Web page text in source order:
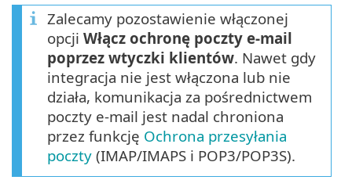
Zalecamy pozostawienie włączonej
opcji Włącz ochronę poczty e-mail
poprzez wtyczki klientów. Nawet gdy
integracja nie jest włączona lub nie
działa, komunikacja za pośrednictwem
poczty e-mail jest nadal chroniona
przez funkcję Ochrona przesyłania
poczty (IMAP/IMAPS i POP3/POP3S).